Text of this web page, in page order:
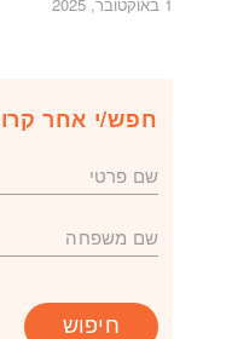
חפש/י אחר
חיפוש